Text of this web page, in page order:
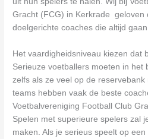
Gracht (FCG) in Kerkrade geloven
doelgerichte coaches die altijd
Het vaardigheidsniveau kiezen dat
Serieuze voetballers moeten in het
zelfs als ze veel op de
teams hebben vaak de beste
Voetbalvereniging Football Club
Spelen met superieure spelers zal
maken. Als je serieus speelt op